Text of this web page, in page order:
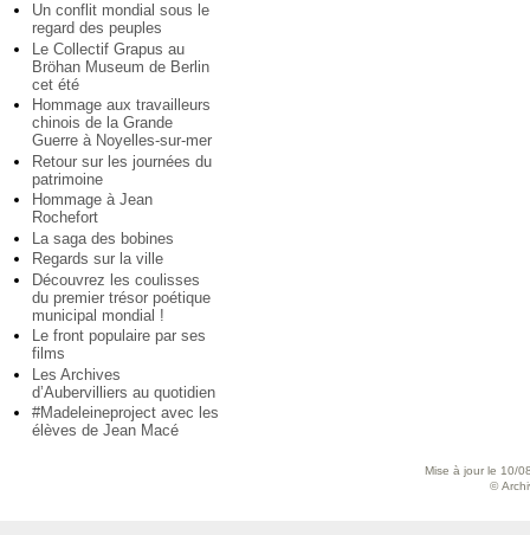
Un conflit mondial sous le
regard des peuples
Le Collectif Grapus au
Bröhan Museum de Berlin
cet été
Hommage aux travailleurs
chinois de la Grande
Guerre à Noyelles-sur-mer
Retour sur les journées du
patrimoine
Hommage à Jean
Rochefort
La saga des bobines
Regards sur la ville
Découvrez les coulisses
du premier trésor poétique
municipal mondial !
Le front populaire par ses
films
Les Archives
d’Aubervilliers au quotidien
#Madeleineproject avec les
élèves de Jean Macé
Mise à jour le 10/
©